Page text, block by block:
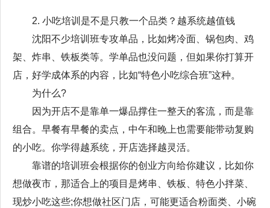
2. 小吃培训是不是只教一个品类？越系统越值钱
沈阳不少培训班专攻单品，比如烤冷面、锅包肉、鸡
架、炸串、铁板类等。学单品也没问题，但如果你打算开
店，好学成体系的内容，比如“特色小吃综合班”这种。
为什么?
因为开店不是靠单一爆品撑住一整天的客流，而是靠
组合。早餐有早餐的卖点，中午和晚上也需要能带动复购
的小吃。你学得越系统，开店选择越灵活。
靠谱的培训班会根据你的创业方向给你建议，比如你
想做夜市，那适合上的项目是烤串、铁板、特色小拌菜、
现炒小吃这些;你想做社区门店，可能更适合粉面类、小碗